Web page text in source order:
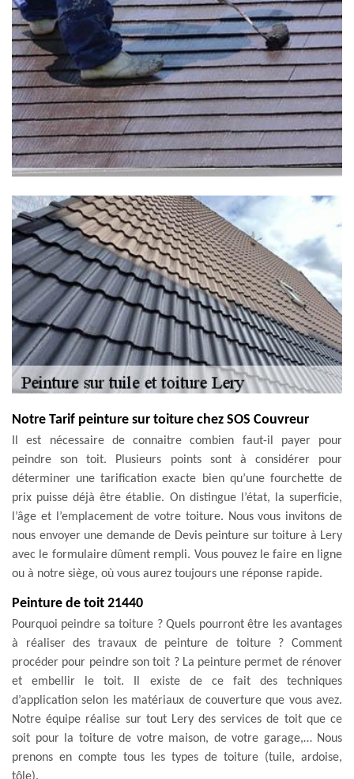
Notre Tarif peinture sur toiture chez SOS Couvreur
Il est nécessaire de connaitre combien faut-il payer pour
peindre son toit. Plusieurs points sont à considérer pour
déterminer une tarification exacte bien qu’une fourchette de
prix puisse déjà être établie. On distingue l’état, la superficie,
l’âge et l’emplacement de votre toiture. Nous vous invitons de
nous envoyer une demande de Devis peinture sur toiture à Lery
avec le formulaire dûment rempli. Vous pouvez le faire en ligne
ou à notre siège, où vous aurez toujours une réponse rapide.
Peinture de toit 21440
Pourquoi peindre sa toiture ? Quels pourront être les avantages
à réaliser des travaux de peinture de toiture ? Comment
procéder pour peindre son toit ? La peinture permet de rénover
et embellir le toit. Il existe de ce fait des techniques
d’application selon les matériaux de couverture que vous avez.
Notre équipe réalise sur tout Lery des services de toit que ce
soit pour la toiture de votre maison, de votre garage,… Nous
prenons en compte tous les types de toiture (tuile, ardoise,
tôle).